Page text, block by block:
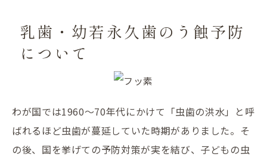
乳歯・幼若永久歯のう蝕予防
について
わが国では1960〜70年代にかけて「虫歯の洪水」と呼
ばれるほど虫歯が蔓延していた時期がありました。そ
の後、国を挙げての予防対策が実を結び、子どもの虫